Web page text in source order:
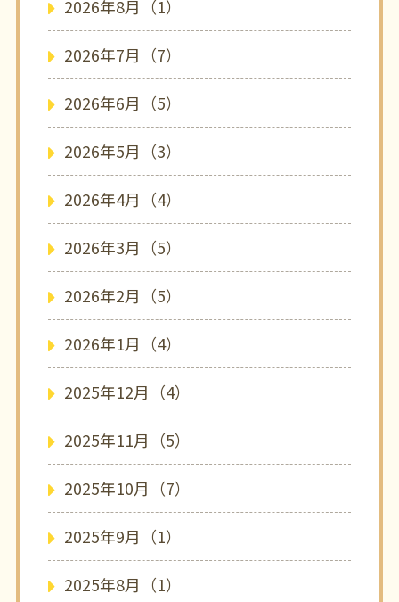
2026年8月（1）
2026年7月（7）
2026年6月（5）
2026年5月（3）
2026年4月（4）
2026年3月（5）
2026年2月（5）
2026年1月（4）
2025年12月（4）
2025年11月（5）
2025年10月（7）
2025年9月（1）
2025年8月（1）